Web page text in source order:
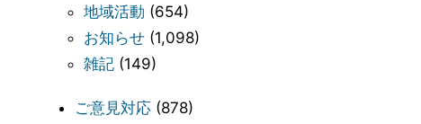
地域活動 (654)
お知らせ (1,098)
雑記 (149)
ご意見対応 (878)